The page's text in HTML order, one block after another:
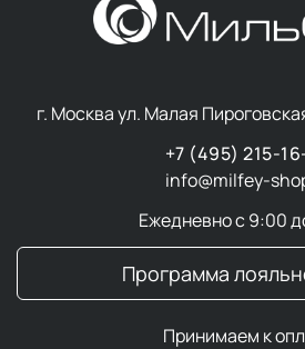
г. Москва ул. Малая
+7 (495) 215-
info@milfey-
Ежедневно с 9:00
Программа
Принимаем к